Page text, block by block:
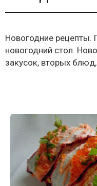
Новогодние
новогодний стол.
закусок, вторых